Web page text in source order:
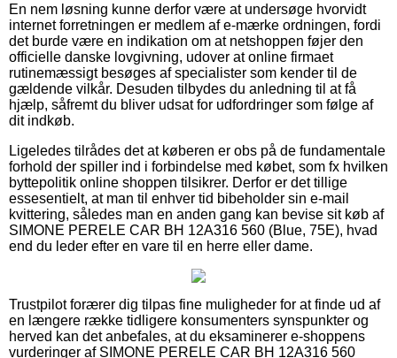
En nem løsning kunne derfor være at undersøge hvorvidt
internet forretningen er medlem af e-mærke ordningen, fordi
det burde være en indikation om at netshoppen føjer den
officielle danske lovgivning, udover at online firmaet
rutinemæssigt besøges af specialister som kender til de
gældende vilkår. Desuden tilbydes du anledning til at få
hjælp, såfremt du bliver udsat for udfordringer som følge af
dit indkøb.
Ligeledes tilrådes det at køberen er obs på de fundamentale
forhold der spiller ind i forbindelse med købet, som fx hvilken
byttepolitik online shoppen tilsikrer. Derfor er det tillige
essesentielt, at man til enhver tid bibeholder sin e-mail
kvittering, således man en anden gang kan bevise sit køb af
SIMONE PERELE CAR BH 12A316 560 (Blue, 75E), hvad
end du leder efter en vare til en herre eller dame.
Trustpilot forærer dig tilpas fine muligheder for at finde ud af
en længere række tidligere konsumenters synspunkter og
herved kan det anbefales, at du eksaminerer e-shoppens
vurderinger af SIMONE PERELE CAR BH 12A316 560